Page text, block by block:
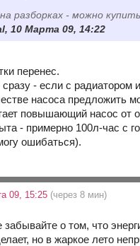
на разборках - можно
10 Марта 09, 14:22
перенес.
сразу - если с
насоса предложить
повышающий насос от
- примерно 100л-час с
ошибаться).
09, 15:25 (через 8 мин)
о том, что
но в жаркое лето